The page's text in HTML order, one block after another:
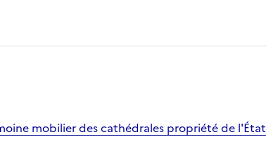
mobilier des cathédrales propriété de l'État